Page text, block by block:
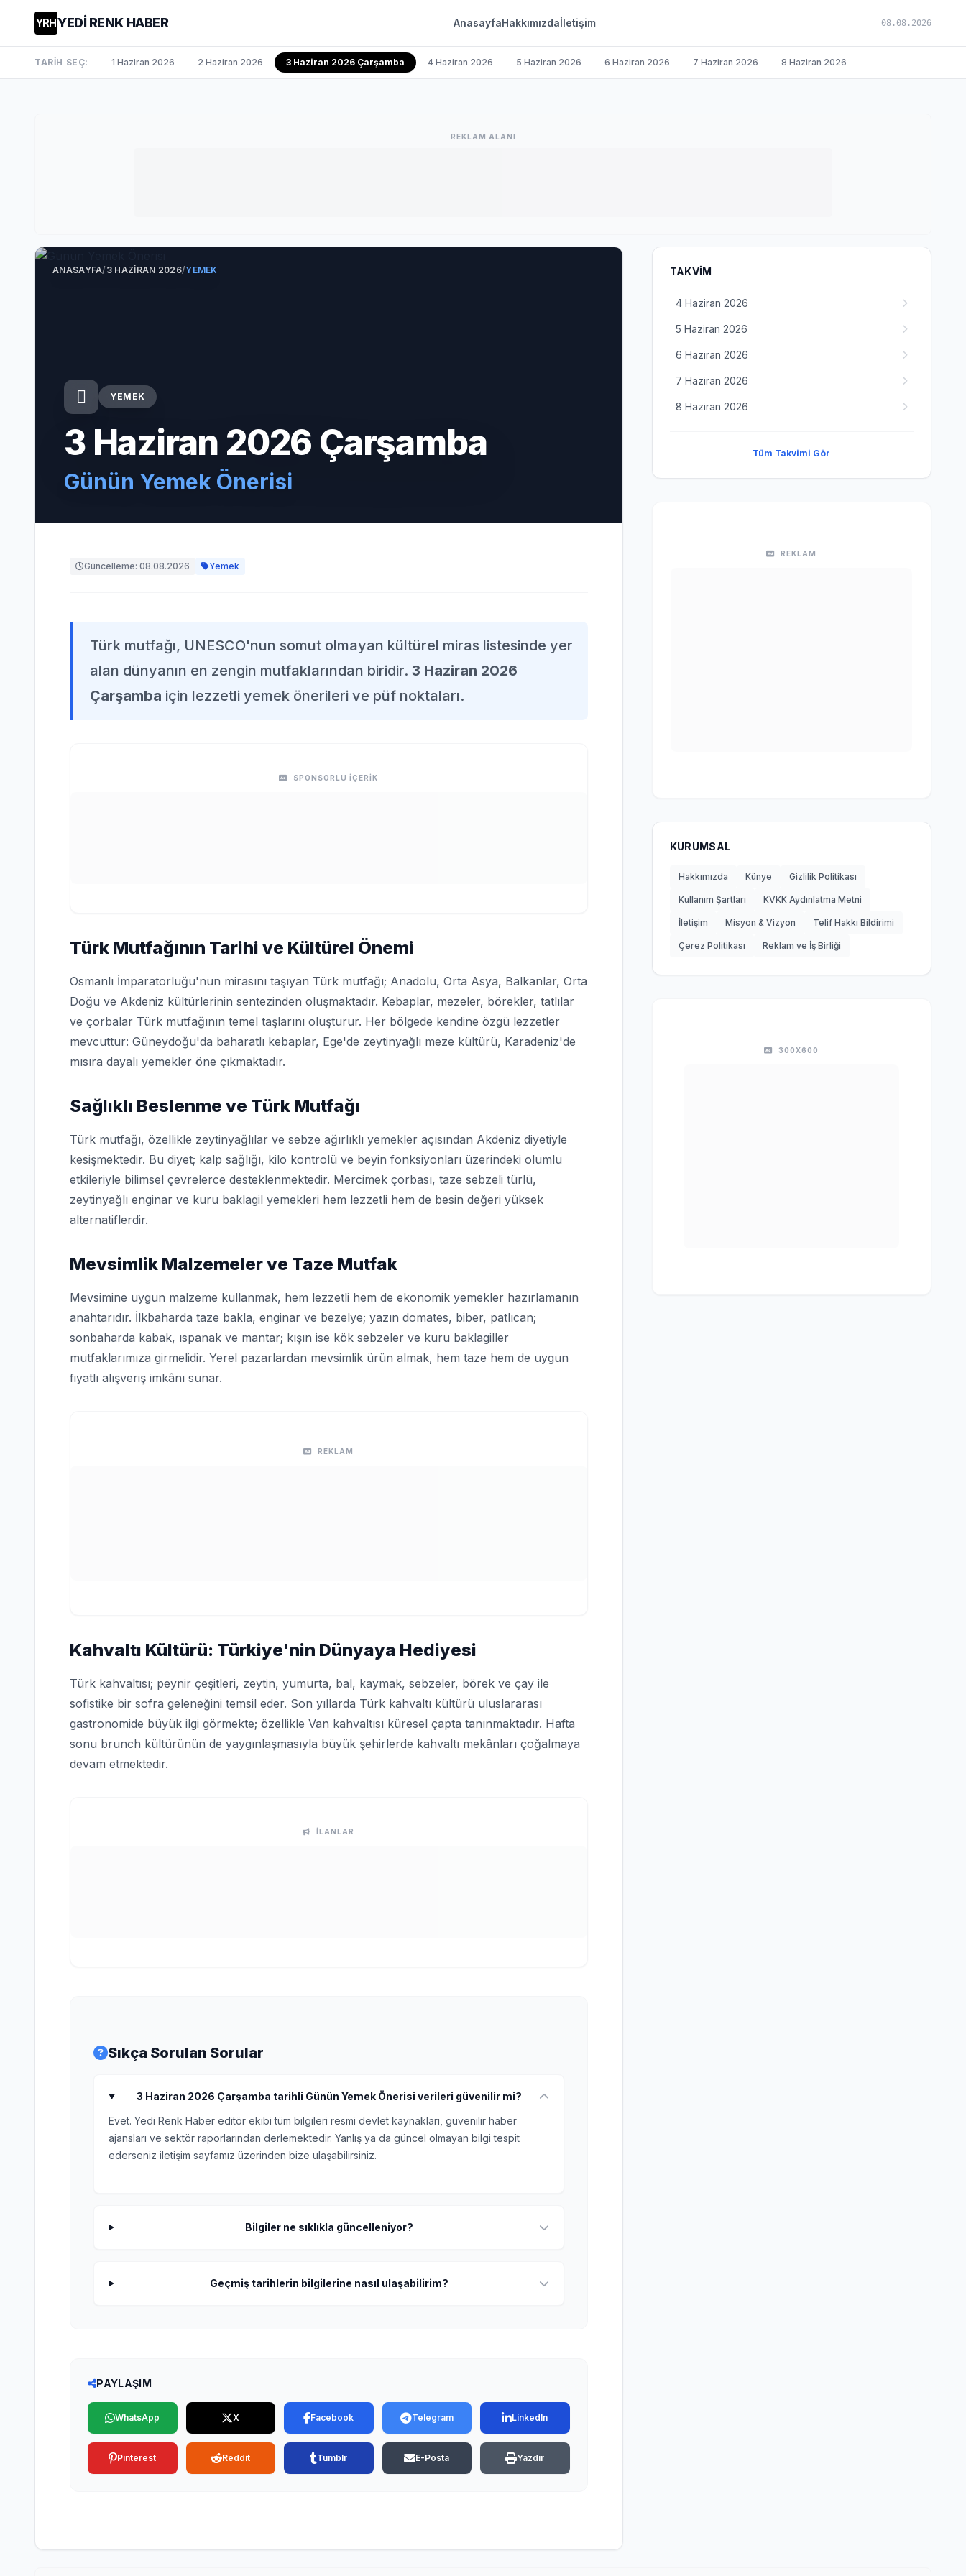
YRHYEDİ RENK HABER AnasayfaHakkımızdaİletişim 08.08.2026
TARİH SEÇ: 1 Haziran 2026 2 Haziran 2026 3 Haziran 2026 Çarşamba 4 Haziran 2026 5 Haziran 2026 6 Haziran 2026 7 Haziran 2026 8 Haziran 2026
REKLAM ALANI
ANASAYFA/3 HAZIRAN 2026/YEMEK
YEMEK
3 Haziran 2026 Çarşamba
Günün Yemek Önerisi
Güncelleme: 08.08.2026 Yemek
Türk mutfağı, UNESCO'nun somut olmayan kültürel miras listesinde yer
alan dünyanın en zengin mutfaklarından biridir. 3 Haziran 2026
Çarşamba için lezzetli yemek önerileri ve püf noktaları.
SPONSORLU İÇERİK
Türk Mutfağının Tarihi ve Kültürel Önemi
Osmanlı İmparatorluğu'nun mirasını taşıyan Türk mutfağı; Anadolu, Orta Asya, Balkanlar, Orta
Doğu ve Akdeniz kültürlerinin sentezinden oluşmaktadır. Kebaplar, mezeler, börekler, tatlılar
ve çorbalar Türk mutfağının temel taşlarını oluşturur. Her bölgede kendine özgü lezzetler
mevcuttur: Güneydoğu'da baharatlı kebaplar, Ege'de zeytinyağlı meze kültürü, Karadeniz'de
mısıra dayalı yemekler öne çıkmaktadır.
Sağlıklı Beslenme ve Türk Mutfağı
Türk mutfağı, özellikle zeytinyağlılar ve sebze ağırlıklı yemekler açısından Akdeniz diyetiyle
kesişmektedir. Bu diyet; kalp sağlığı, kilo kontrolü ve beyin fonksiyonları üzerindeki olumlu
etkileriyle bilimsel çevrelerce desteklenmektedir. Mercimek çorbası, taze sebzeli türlü,
zeytinyağlı enginar ve kuru baklagil yemekleri hem lezzetli hem de besin değeri yüksek
alternatiflerdir.
Mevsimlik Malzemeler ve Taze Mutfak
Mevsimine uygun malzeme kullanmak, hem lezzetli hem de ekonomik yemekler hazırlamanın
anahtarıdır. İlkbaharda taze bakla, enginar ve bezelye; yazın domates, biber, patlıcan;
sonbaharda kabak, ıspanak ve mantar; kışın ise kök sebzeler ve kuru baklagiller
mutfaklarımıza girmelidir. Yerel pazarlardan mevsimlik ürün almak, hem taze hem de uygun
fiyatlı alışveriş imkânı sunar.
REKLAM
Kahvaltı Kültürü: Türkiye'nin Dünyaya Hediyesi
Türk kahvaltısı; peynir çeşitleri, zeytin, yumurta, bal, kaymak, sebzeler, börek ve çay ile
sofistike bir sofra geleneğini temsil eder. Son yıllarda Türk kahvaltı kültürü uluslararası
gastronomide büyük ilgi görmekte; özellikle Van kahvaltısı küresel çapta tanınmaktadır. Hafta
sonu brunch kültürünün de yaygınlaşmasıyla büyük şehirlerde kahvaltı mekânları çoğalmaya
devam etmektedir.
İLANLAR
Sıkça Sorulan Sorular
3 Haziran 2026 Çarşamba tarihli Günün Yemek Önerisi verileri güvenilir mi?
Evet. Yedi Renk Haber editör ekibi tüm bilgileri resmi devlet kaynakları, güvenilir haber
ajansları ve sektör raporlarından derlemektedir. Yanlış ya da güncel olmayan bilgi tespit
ederseniz iletişim sayfamız üzerinden bize ulaşabilirsiniz.
Bilgiler ne sıklıkla güncelleniyor?
Geçmiş tarihlerin bilgilerine nasıl ulaşabilirim?
PAYLAŞIM
WhatsApp X Facebook Telegram LinkedIn
Pinterest Reddit Tumblr E-Posta Yazdır
TAKVIM
4 Haziran 2026
5 Haziran 2026
6 Haziran 2026
7 Haziran 2026
8 Haziran 2026
Tüm Takvimi Gör
REKLAM
KURUMSAL
Hakkımızda Künye Gizlilik Politikası
Kullanım Şartları KVKK Aydınlatma Metni
İletişim Misyon & Vizyon Telif Hakkı Bildirimi
Çerez Politikası Reklam ve İş Birliği
300X600